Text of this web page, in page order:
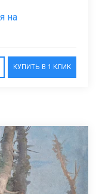
на
КУПИТЬ В 1 КЛИК